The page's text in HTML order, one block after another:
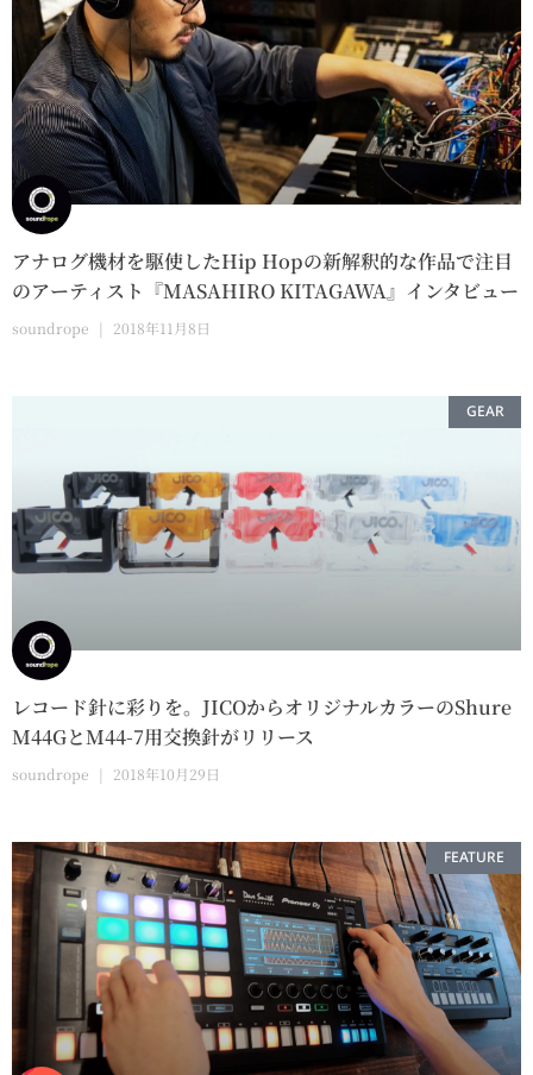
アナログ機材を駆使したHip Hopの新解釈的な作品で注目
のアーティスト『MASAHIRO KITAGAWA』インタビュー
soundrope 2018年11月8日
GEAR
レコード針に彩りを。JICOからオリジナルカラーのShure
M44GとM44-7用交換針がリリース
soundrope 2018年10月29日
FEATURE